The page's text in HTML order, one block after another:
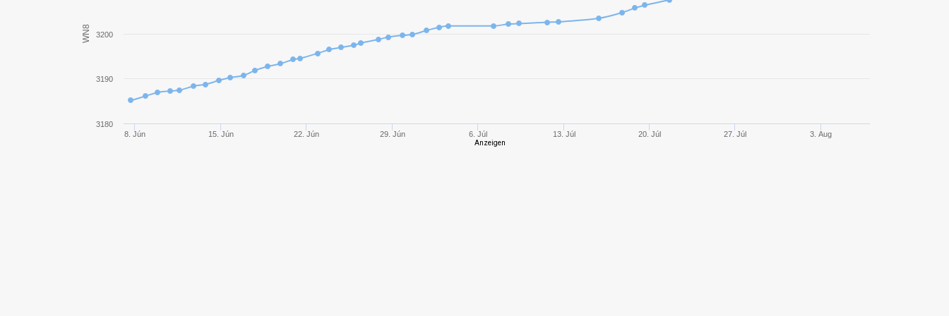
1428
Somua SM
WZ-120-1G FT 8 2082,01 1017 2114 60,12% 2909,28
WN8
8. Jún 15. Jún 22. Jún 29. Jún 6. Júl 13. Júl 20. Júl 27. Júl 3. Aug
3180
3190
3200
Anzeigen